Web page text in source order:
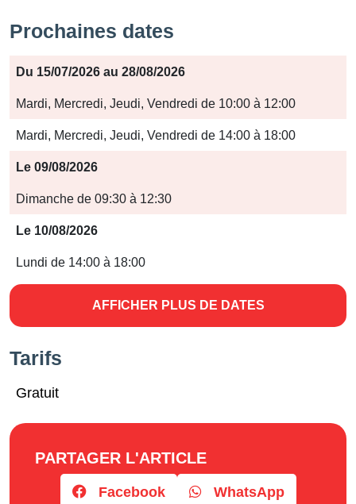
Prochaines dates
Période
Jours
Horaires
Du 15/07/2026 au 28/08/2026
Mardi, Mercredi, Jeudi, Vendredi de 10:00 à 12:00
Mardi, Mercredi, Jeudi, Vendredi de 14:00 à 18:00
Le 09/08/2026
Dimanche de 09:30 à 12:30
Le 10/08/2026
Lundi de 14:00 à 18:00
AFFICHER PLUS DE DATES
Tarifs
Gratuit
PARTAGER L'ARTICLE
Facebook WhatsApp